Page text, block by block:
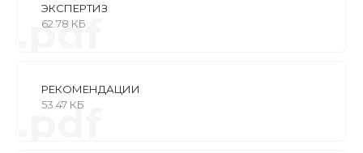
ЭКСПЕРТИЗ
62.78 КБ
.pdf
РЕКОМЕНДАЦИИ
53.47 КБ
.pdf